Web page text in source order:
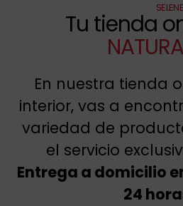
SELENE
Tu tienda
En nuestra tienda
interior, vas a
variedad de
el servicio
Entrega a domicilio
24